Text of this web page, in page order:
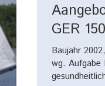
GER
Baujahr
wg. Aufgabe